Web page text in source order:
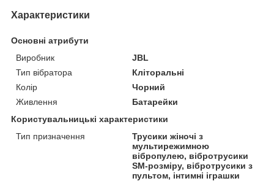
Характеристики
Основні атрибути
Виробник
JBL
Тип вібратора
Кліторальні
Колір
Чорний
Живлення
Батарейки
Користувальницькі характеристики
Тип призначення
Трусики жіночі з
мультирежимною
вібропулею, вібротрусики
SM-розміру, вібротрусики з
пультом, інтимні іграшки